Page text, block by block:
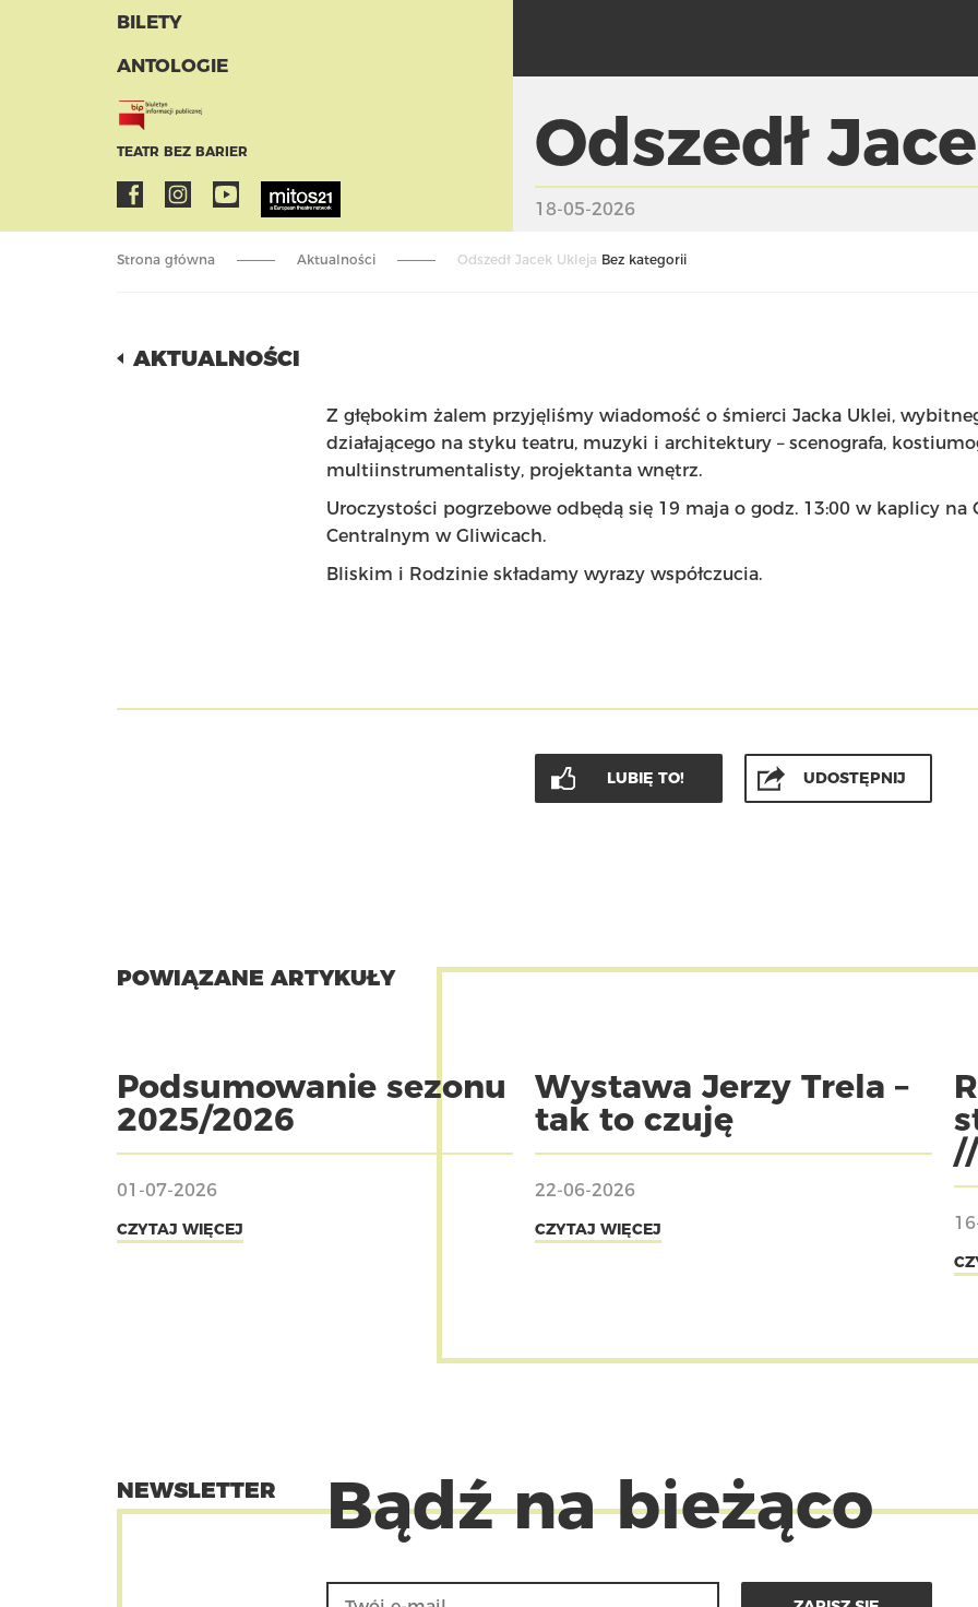
BILETY
ANTOLOGIE
TEATR BEZ BARIER Odszedł
18-05-2026
Strona główna Bez kategorii
Aktualności Odszedł Jacek Ukleja
AKTUALNOŚCI
Z głębokim żalem przyjęliśmy wiadomość o śmierci Jacka Uklei,
działającego na styku teatru, muzyki i architektury – scenografa,
multiinstrumentalisty, projektanta wnętrz.
Uroczystości pogrzebowe odbędą się 19 maja o godz. 13:00 w kaplicy na
Centralnym w Gliwicach.
Bliskim i Rodzinie składamy wyrazy współczucia.
LUBIĘ TO! UDOSTĘPNIJ
POWIĄZANE ARTYKUŁY
Podsumowanie sezonu
2025/2026
01-07-2026
CZYTAJ WIĘCEJ
Wystawa Jerzy Trela –
tak to czuję
22-06-2026
CZYTAJ WIĘCEJ
NEWSLETTER Bądź na bieżąco